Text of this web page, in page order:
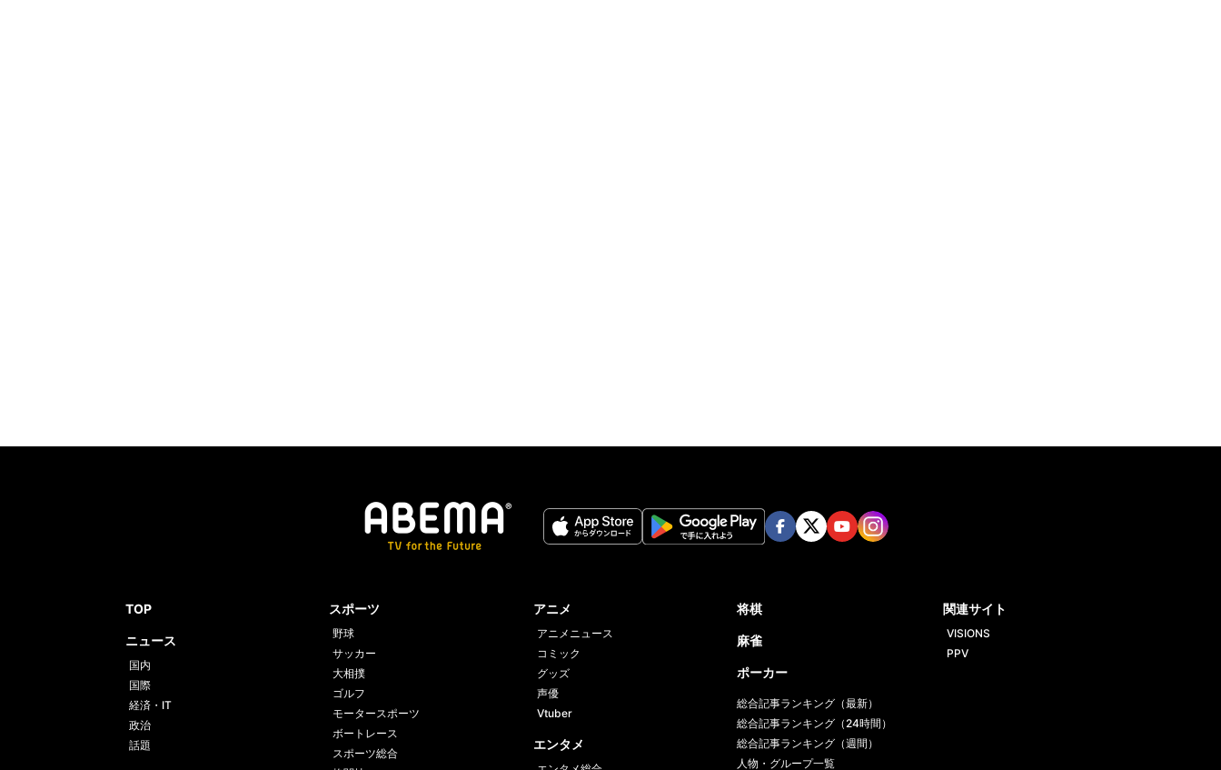
TOP
ニュース
国内
国際
経済・IT
政治
話題
スポーツ
野球
サッカー
大相撲
ゴルフ
モータースポーツ
ボートレース
スポーツ総合
アニメ
アニメニュース
コミック
グッズ
声優
Vtuber
エンタメ
将棋
麻雀
ポーカー
総合記事ランキング（最新）
総合記事ランキング（24時間）
総合記事ランキング（週間）
人物・グループ一覧
関連サイト
VISIONS
PPV